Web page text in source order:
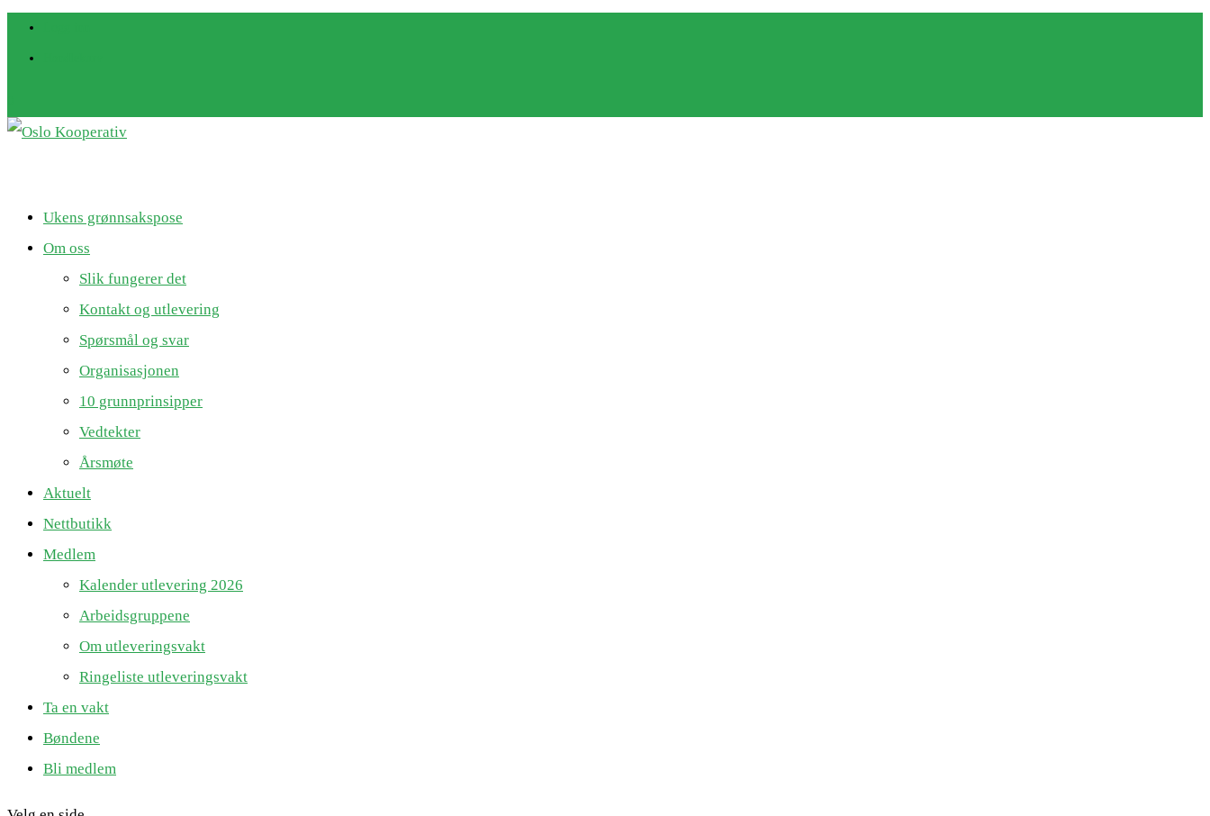
Ukens grønnsakspose
Om oss
Slik fungerer det
Kontakt og utlevering
Spørsmål og svar
Organisasjonen
10 grunnprinsipper
Vedtekter
Årsmøte
Aktuelt
Nettbutikk
Medlem
Kalender utlevering 2026
Arbeidsgruppene
Om utleveringsvakt
Ringeliste utleveringsvakt
Ta en vakt
Bøndene
Bli medlem